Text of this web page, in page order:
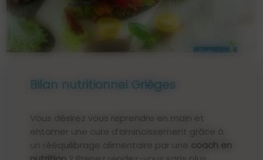
Bilan nutritionnel Grièges
Vous désirez vous reprendre en main et
entamer une cure d’amincissement grâce à
un rééquilibrage alimentaire par une coach en